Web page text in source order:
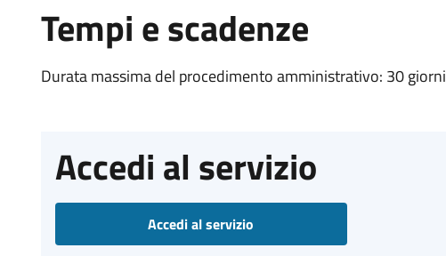
Tempi e scadenze
Durata massima del procedimento amministrativo: 30 giorni
Accedi al servizio
Accedi al servizio